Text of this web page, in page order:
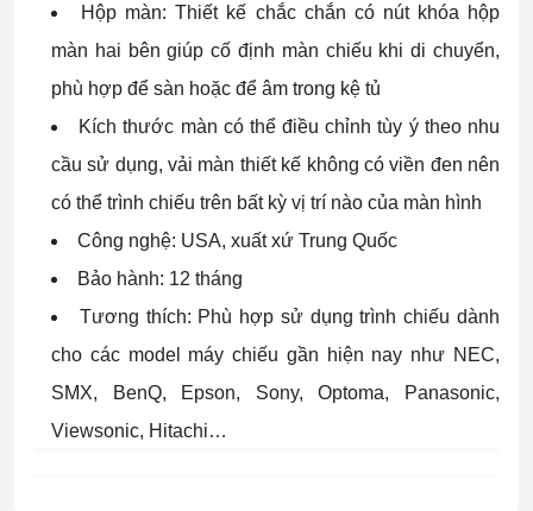
Hộp màn: Thiết kế chắc chắn có nút khóa hộp
màn hai bên giúp cố định màn chiếu khi di chuyển,
phù hợp để sàn hoặc để âm trong kệ tủ
Kích thước màn có thể điều chỉnh tùy ý theo nhu
cầu sử dụng, vải màn thiết kế không có viền đen nên
có thể trình chiếu trên bất kỳ vị trí nào của màn hình
Công nghệ: USA, xuất xứ Trung Quốc
Bảo hành: 12 tháng
Tương thích: Phù hợp sử dụng trình chiếu dành
cho các model máy chiếu gần hiện nay như NEC,
SMX, BenQ, Epson, Sony, Optoma, Panasonic,
Viewsonic, Hitachi…